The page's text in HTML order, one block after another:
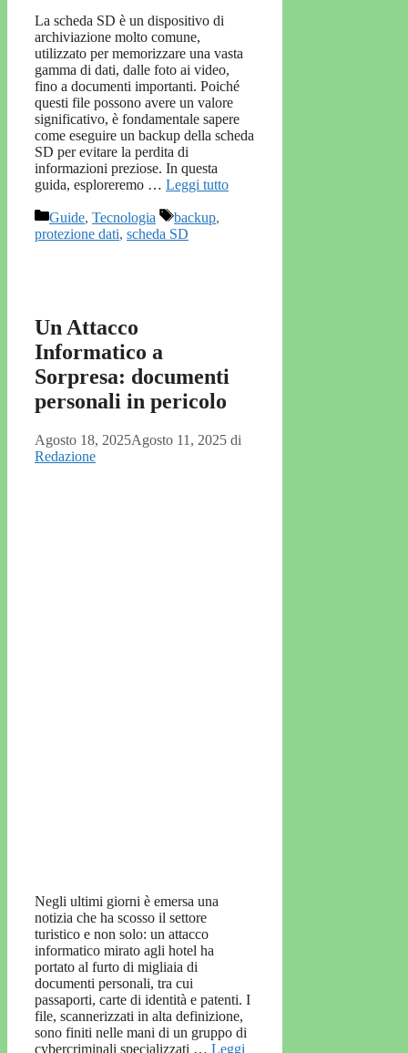
La scheda SD è un dispositivo di
archiviazione molto comune,
utilizzato per memorizzare una vasta
gamma di dati, dalle foto ai video,
fino a documenti importanti. Poiché
questi file possono avere un valore
significativo, è fondamentale sapere
come eseguire un backup della scheda
SD per evitare la perdita di
informazioni preziose. In questa
guida, esploreremo … Leggi tutto
Categorie
Guide, Tecnologia Tag
backup,
protezione dati, scheda SD
Un Attacco
Informatico a
Sorpresa: documenti
personali in pericolo
Agosto 18, 2025Agosto 11, 2025 di
Redazione
Negli ultimi giorni è emersa una
notizia che ha scosso il settore
turistico e non solo: un attacco
informatico mirato agli hotel ha
portato al furto di migliaia di
documenti personali, tra cui
passaporti, carte di identità e patenti. I
file, scannerizzati in alta definizione,
sono finiti nelle mani di un gruppo di
cybercriminali specializzati … Leggi